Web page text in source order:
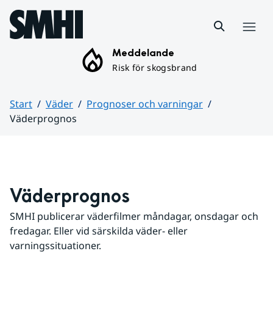
Hoppa till sidans innehåll
Meddelande
Risk för skogsbrand
Start Väder
Prognoser och varningar
Väderprognos
Väderprognos
SMHI publicerar väderfilmer måndagar, onsdagar och
fredagar. Eller vid särskilda väder- eller
varningssituationer.